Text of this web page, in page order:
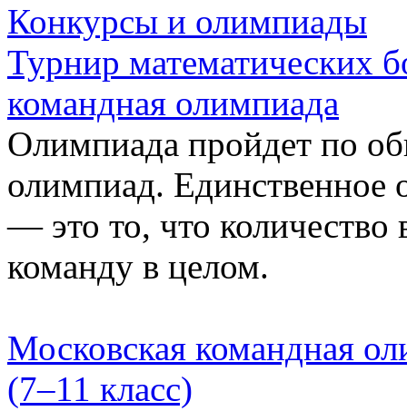
Конкурсы и олимпиады
Турнир математических
командная олимпиада
Олимпиада пройдет по
олимпиад. Единственное
— это то, что количество
команду в целом.
Московская командная
(7–11 класс)